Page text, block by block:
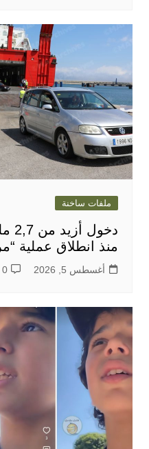
ملفات ساخنة
منذ انطلاق عملية “مرحبا
أغسطس 5, 2026 0